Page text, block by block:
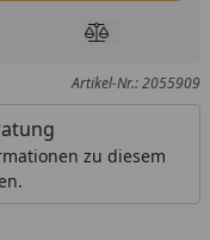
hinzufügenProdukt
Artikel-Nr.: 2055909
zu diesem